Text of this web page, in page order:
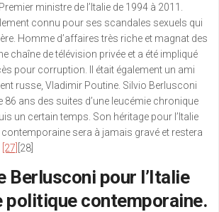
ministre de l’Italie de 1994 à 2011.
connu pour ses scandales sexuels qui
Homme d’affaires très riche et magnat des
chaîne de télévision privée et a été impliqué
pour corruption. Il était également un ami
russe, Vladimir Poutine. Silvio Berlusconi
86 ans des suites d’une leucémie chronique
un certain temps. Son héritage pour l’Italie
contemporaine sera à jamais gravé et restera
[27] [28]
Berlusconi pour l’Italie
politique contemporaine.